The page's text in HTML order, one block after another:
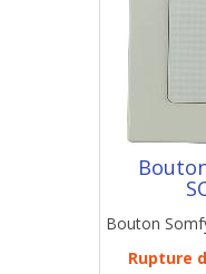
Bouton
Rupture